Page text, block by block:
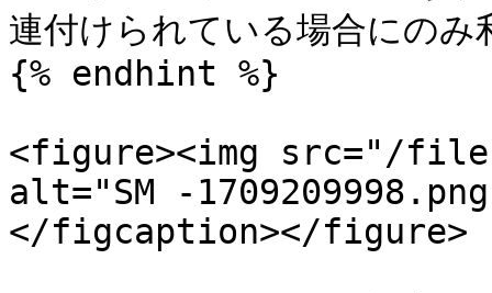
連付けられている場合にのみ
{% endhint %}
<figure><img src="/files/
alt="SM -
</figcaption></figure>